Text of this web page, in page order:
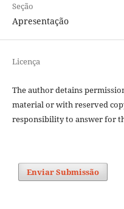
Seção
Apresentação
Licença
The author detains
material or with reserved
responsibility to answer for
Enviar Submissão